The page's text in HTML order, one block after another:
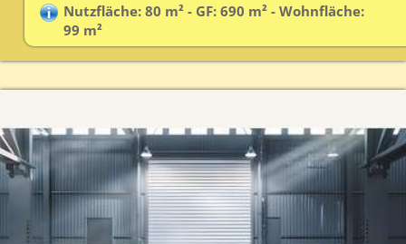
Nutzfläche: 80 m² - GF: 690 m² - Wohnfläche:
99 m²